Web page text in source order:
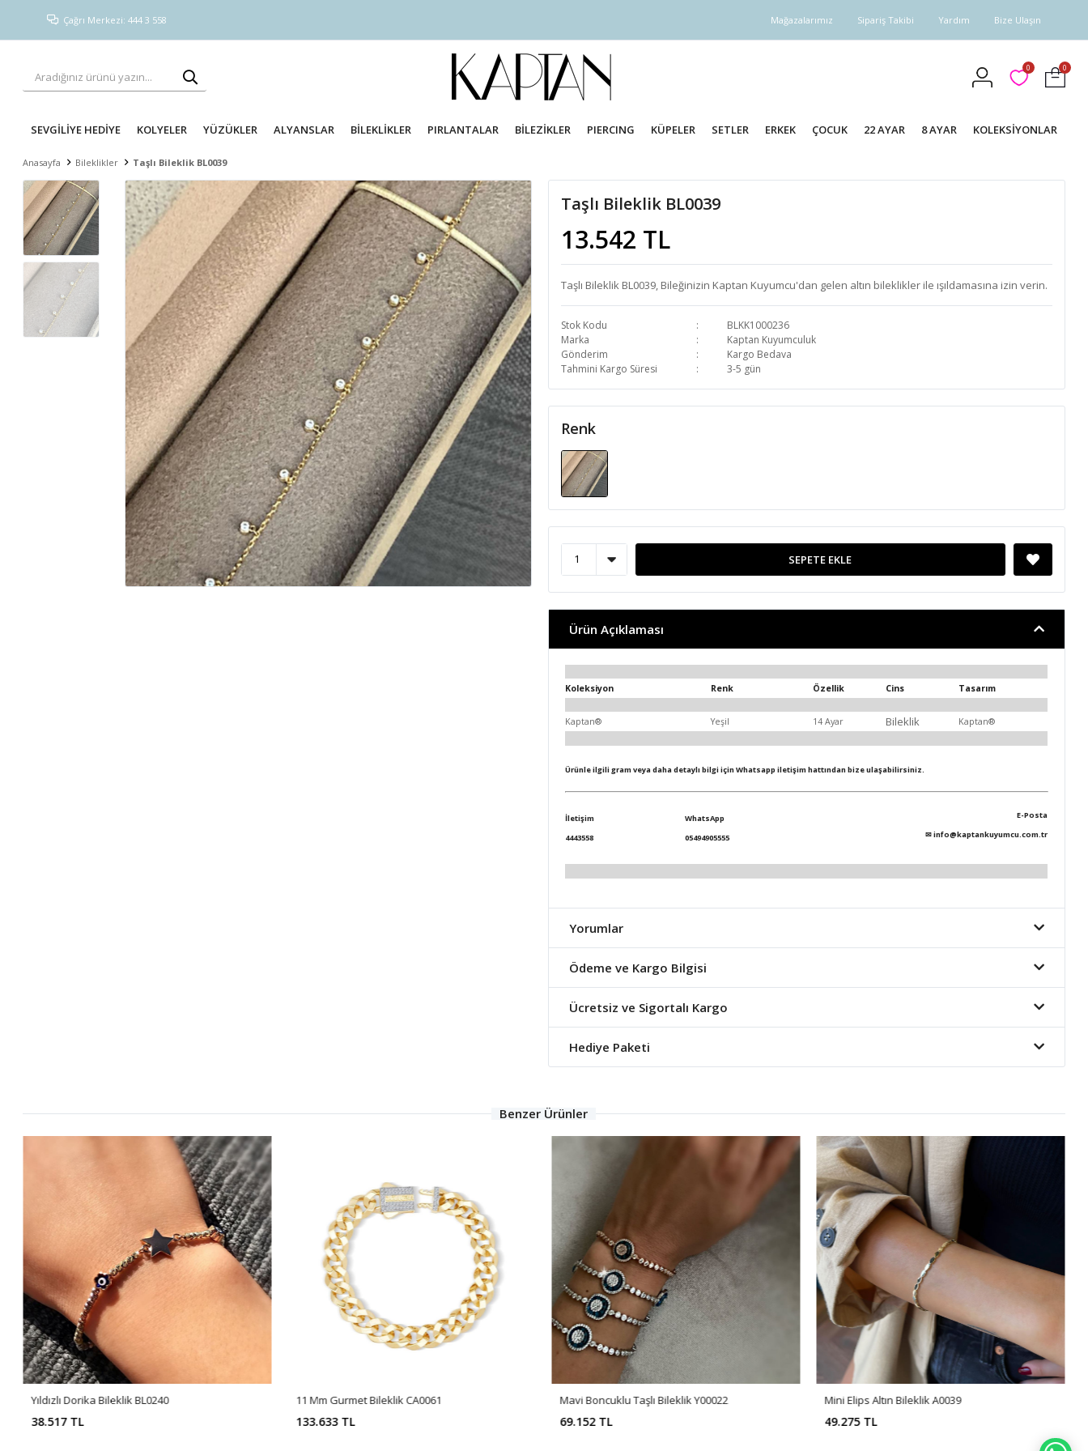
Çağrı Merkezi: 444 3 558 Mağazalarımız Sipariş Takibi Yardım Bize Ulaşın
0 0
SEVGİLİYE HEDİYE KOLYELER YÜZÜKLER ALYANSLAR BİLEKLİKLER PIRLANTALAR BİLEZİKLER PIERCING KÜPELER SETLER ERKEK ÇOCUK 22 AYAR 8 AYAR KOLEKSİYONLAR
Anasayfa Bileklikler Taşlı Bileklik BL0039
Taşlı Bileklik BL0039
13.542 TL
Taşlı Bileklik BL0039, Bileğinizin Kaptan Kuyumcu'dan gelen altın bileklikler ile ışıldamasına izin verin.
Stok Kodu
BLKK1000236
Marka
Kaptan Kuyumculuk
Gönderim
Kargo Bedava
Tahmini Kargo Süresi
3-5 gün
Renk
SEPETE EKLE
Ürün Açıklaması
Koleksiyon Renk Özellik Cins Tasarım
Kaptan® Yeşil 14 Ayar Bileklik Kaptan®
Ürünle ilgili gram veya daha detaylı bilgi için Whatsapp iletişim hattından bize ulaşabilirsiniz.
İletişim
4443558
WhatsApp
05494905555
E-Posta
✉info@kaptankuyumcu.com.tr
Yorumlar
Ödeme ve Kargo Bilgisi
Ücretsiz ve Sigortalı Kargo
Hediye Paketi
Benzer Ürünler
Yıldızlı Dorika Bileklik BL0240
38.517 TL
11 Mm Gurmet Bileklik CA0061
133.633 TL
Mavi Boncuklu Taşlı Bileklik Y00022
69.152 TL
Mini Elips Altın Bileklik A0039
49.275 TL